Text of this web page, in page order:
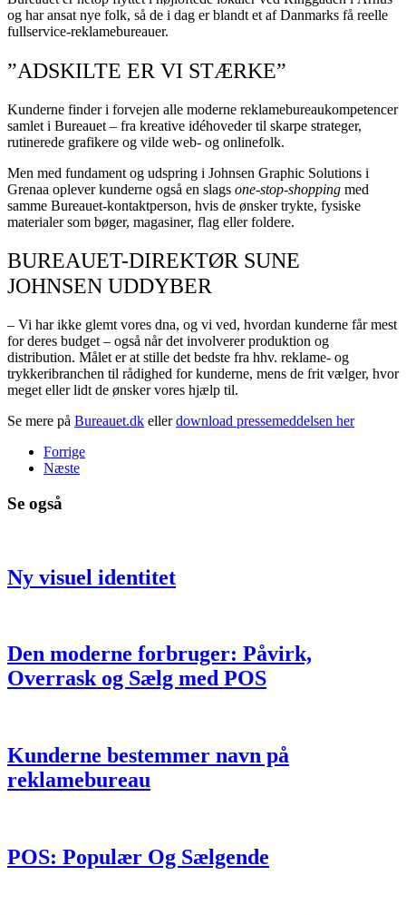
og har ansat nye folk, så de i dag er blandt et af Danmarks få reelle
fullservice-reklamebureauer.
”ADSKILTE ER VI STÆRKE”
Kunderne finder i forvejen alle moderne reklamebureaukompetencer
samlet i Bureauet – fra kreative idéhoveder til skarpe strateger,
rutinerede grafikere og vilde web- og onlinefolk.
Men med fundament og udspring i Johnsen Graphic Solutions i
Grenaa oplever kunderne også en slags one-stop-shopping med
samme Bureauet-kontaktperson, hvis de ønsker trykte, fysiske
materialer som bøger, magasiner, flag eller foldere.
BUREAUET-DIREKTØR SUNE
JOHNSEN UDDYBER
– Vi har ikke glemt vores dna, og vi ved, hvordan kunderne får mest
for deres budget – også når det involverer produktion og
distribution. Målet er at stille det bedste fra hhv. reklame- og
trykkeribranchen til rådighed for kunderne, mens de frit vælger, hvor
meget eller lidt de ønsker vores hjælp til.
Se mere på Bureauet.dk ellerdownload pressemeddelsen her
Forrige
Næste
Se også
Ny visuel identitet
Den moderne forbruger: Påvirk,
Overrask og Sælg med POS
Kunderne bestemmer navn på
reklamebureau
POS: Populær Og Sælgende